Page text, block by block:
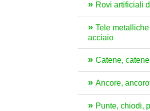
Rovi artificiali
Tele
acciaio
Catene,
Ancore,
Punte, chiodi,